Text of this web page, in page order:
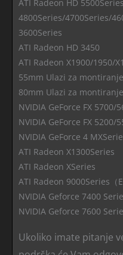
ATI Radeon HD
4800Series/4700Series/
3600Series
ATI Radeon HD 3450
ATI Radeon X1900/1950/
55mm Ulazi za montiranje
80mm Ulazi za montiranje
NVIDIA GeForce FX 5700/
NVIDIA GeForce FX 5200/
NVIDIA GeForce 4
ATI Radeon X1300Series
ATI Radeon XSeries
ATI Radeon 9000Series（
NVIDIA Geforce 7400
NVIDIA Geforce 7600
Ukoliko imate pitanje